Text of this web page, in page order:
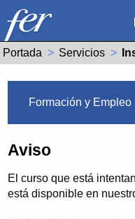
Portada Servicios
Formación y Empleo
Aviso
El curso que está
está disponible en